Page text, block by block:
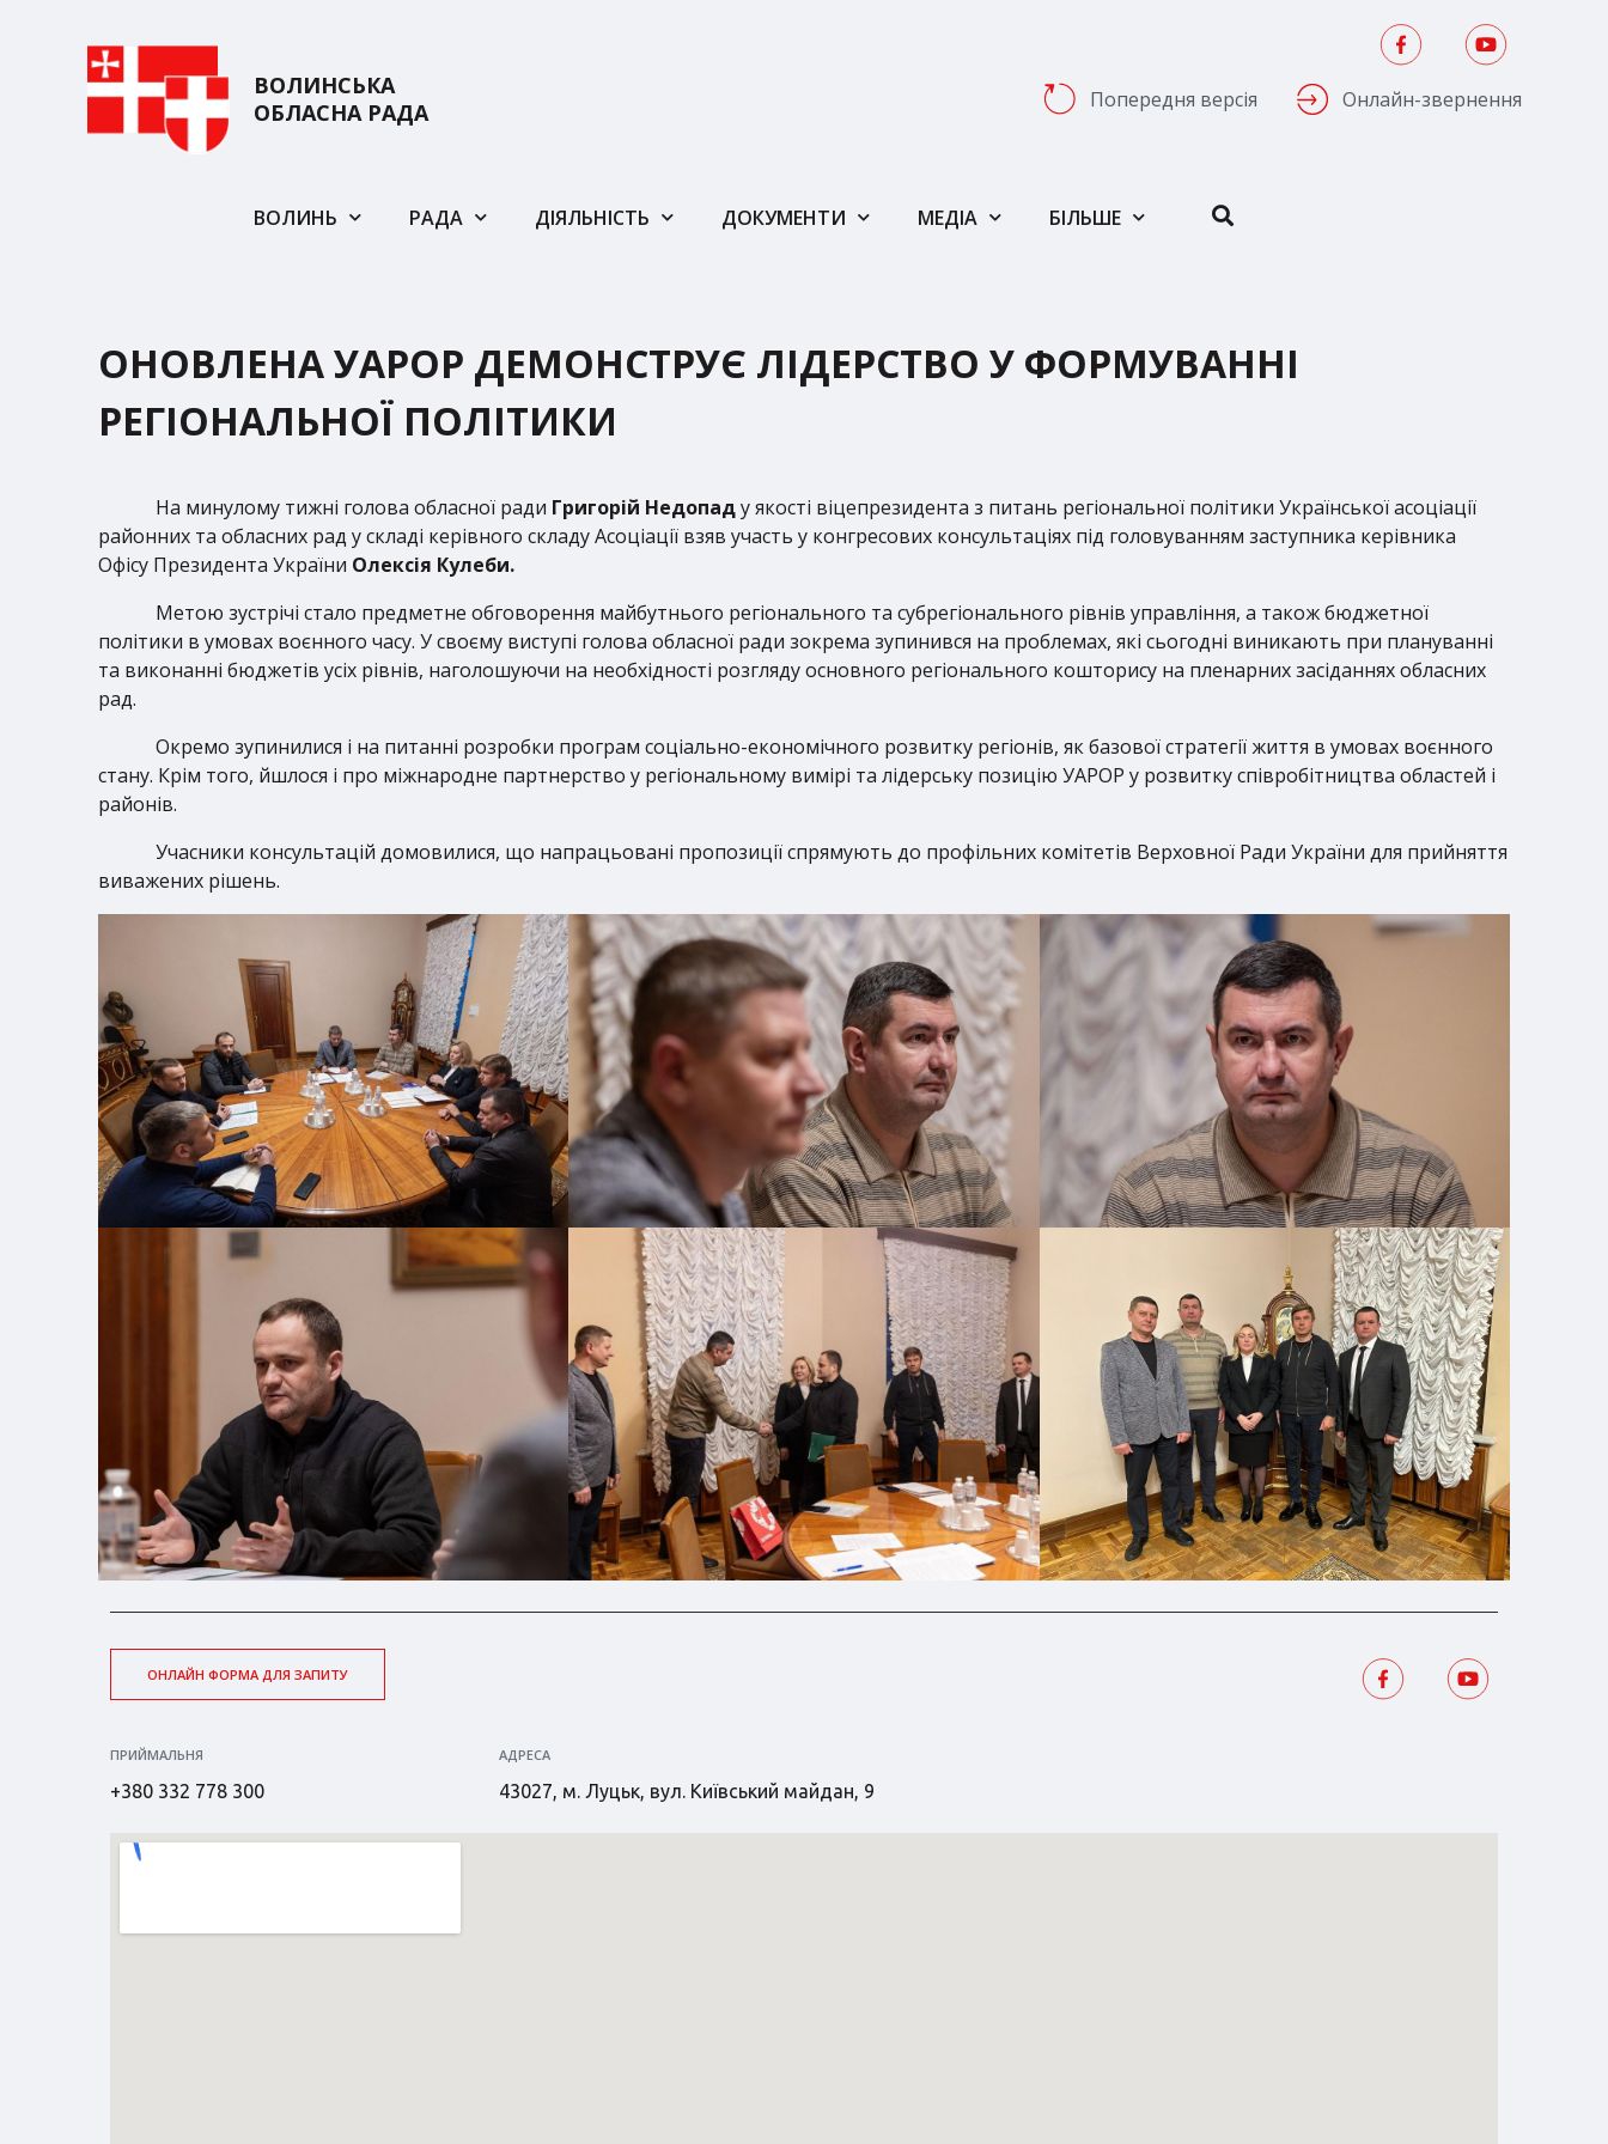
ВОЛИНСЬКА
ОБЛАСНА РАДА
Попередня версія Онлайн-звернення
ВОЛИНЬ РАДА ДІЯЛЬНІСТЬ ДОКУМЕНТИ МЕДІА БІЛЬШЕ
ОНОВЛЕНА УАРОР ДЕМОНСТРУЄ ЛІДЕРСТВО У ФОРМУВАННІ
РЕГІОНАЛЬНОЇ ПОЛІТИКИ
На минулому тижні голова обласної ради Григорій Недопаду якості віцепрезидента з питань регіональної політики Української асоціації
районних та обласних рад у складі керівного складу Асоціації взяв участь у конгресових консультаціях під головуванням заступника керівника
Офісу Президента України Олексія Кулеби.
Метою зустрічі стало предметне обговорення майбутнього регіонального та субрегіонального рівнів управління, а також бюджетної
політики в умовах воєнного часу. У своєму виступі голова обласної ради зокрема зупинився на проблемах, які сьогодні виникають при плануванні
та виконанні бюджетів усіх рівнів, наголошуючи на необхідності розгляду основного регіонального кошторису на пленарних засіданнях обласних
рад.
Окремо зупинилися і на питанні розробки програм соціально-економічного розвитку регіонів, як базової стратегії життя в умовах воєнного
стану. Крім того, йшлося і про міжнародне партнерство у регіональному вимірі та лідерську позицію УАРОР у розвитку співробітництва областей і
районів.
Учасники консультацій домовилися, що напрацьовані пропозиції спрямують до профільних комітетів Верховної Ради України для прийняття
виважених рішень.
ОНЛАЙН ФОРМА ДЛЯ ЗАПИТУ
ПРИЙМАЛЬНЯ
+380 332 778 300
АДРЕСА
43027, м. Луцьк, вул. Київський майдан, 9